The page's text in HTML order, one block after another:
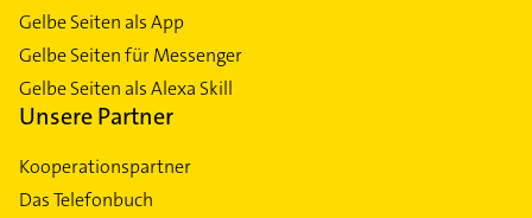
Gelbe Seiten als App
Gelbe Seiten für Messenger
Gelbe Seiten als Alexa Skill
Unsere Partner
Kooperationspartner
Das Telefonbuch